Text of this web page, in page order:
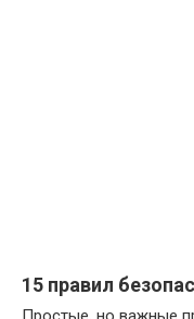
15 правил